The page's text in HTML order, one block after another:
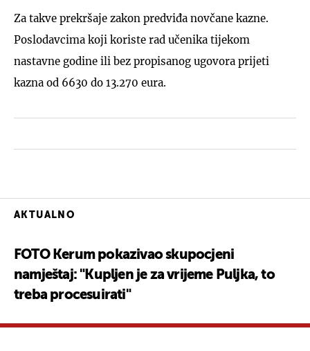
Za takve prekršaje zakon predviđa novčane kazne.
Poslodavcima koji koriste rad učenika tijekom
nastavne godine ili bez propisanog ugovora prijeti
kazna od 6630 do 13.270 eura.
AKTUALNO
FOTO Kerum pokazivao skupocjeni
namještaj: "Kupljen je za vrijeme Puljka, to
treba procesuirati"